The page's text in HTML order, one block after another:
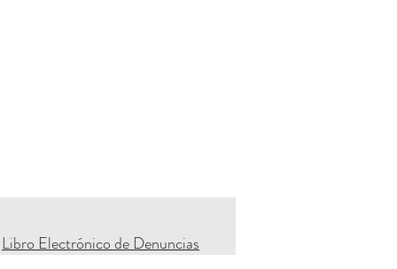
Libro Electrónico de Denuncias